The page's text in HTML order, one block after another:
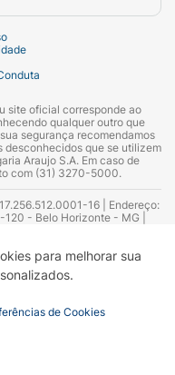
para melhorar sua
de Cookies
site oficial corresponde ao
qualquer outro que
segurança recomendamos
desconhecidos que se utilizem
Araujo S.A. Em caso de
com (31) 3270-5000.
16 | Endereço:
- Belo Horizonte - MG |
Alvarenga – CRF 52.584 -
- CRF Nº 13.748. Alvará
da Empresa (AFE):